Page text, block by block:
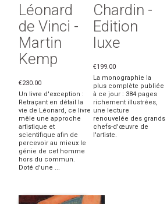
Léonard
de Vinci -
Martin
Kemp
€230.00
Un livre d'exception :
Retraçant en détail la
vie de Léonard, ce livre
mêle une approche
artistique et
scientifique afin de
percevoir au mieux le
génie de cet homme
hors du commun.
Doté d'une ...
Chardin -
Edition
luxe
€199.00
La monographie la
plus complète publiée
à ce jour : 384 pages
richement illustrées,
une lecture
renouvelée des grands
chefs-d'œuvre de
l'artiste.